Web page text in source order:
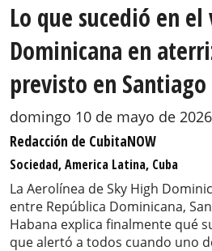
Lo que sucedió en
Dominicana en
previsto en Santiago
domingo 10 de mayo de 2026
Redacción de CubitaNOW
Sociedad, America Latina, Cuba
La Aerolínea de Sky High
entre República Dominicana,
Habana explica finalmente qué
que alertó a todos cuando uno